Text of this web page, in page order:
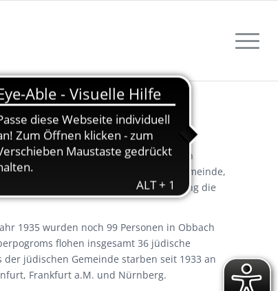
zwei jüdische Frauen, die in Euerbach
darauf gründete sich eine jüdische Gemeinde,
im Jahr 1837. Bis zum Jahr 1910 ging die
1935 wurden noch 99 Personen in Obbach
flohen insgesamt 36 jüdische
der jüdischen Gemeinde starben seit 1933 an
Frankfurt a.M. und Nürnberg.